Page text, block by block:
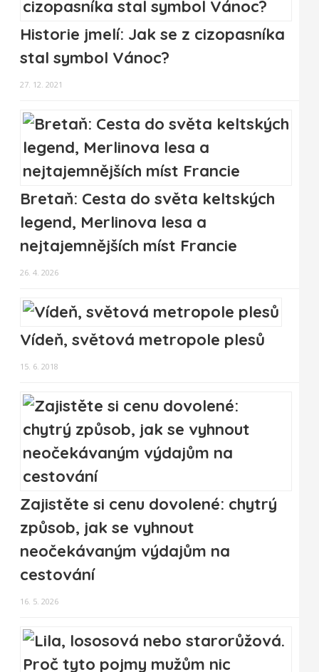
Historie jmelí: Jak se z cizopasníka
stal symbol Vánoc?
27. 12. 2021
Bretaň: Cesta do světa keltských
legend, Merlinova lesa a
nejtajemnějších míst Francie
26. 4. 2026
Vídeň, světová metropole plesů
15. 6. 2018
Zajistěte si cenu dovolené: chytrý
způsob, jak se vyhnout
neočekávaným výdajům na
cestování
16. 5. 2026